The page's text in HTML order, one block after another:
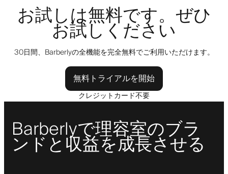
お試しは無料です。ぜひ
お試しください
30日間、Barberlyの全機能を完全無料でご利用いただけます。
無料トライアルを開始
クレジットカード不要
Barberlyで理容室のブラ
ンドと収益を成長させる